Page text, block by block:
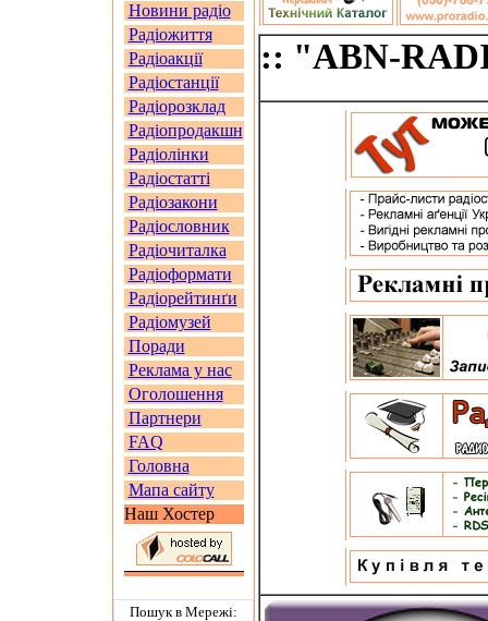
Новини радіо
Радіожиття
Радіоакції
Радіостанції
Радіорозклад
Радіопродакшн
Радіолінки
Радіостатті
Радіозакони
Радіословник
Радіочиталка
Радіоформати
Радіорейтинґи
Радіомузей
Поради
Реклама у нас
Оголошення
Партнери
FAQ
Головна
Мапа сайту
Наш Хостер
Пошук в Мережi:
:: "ABN-